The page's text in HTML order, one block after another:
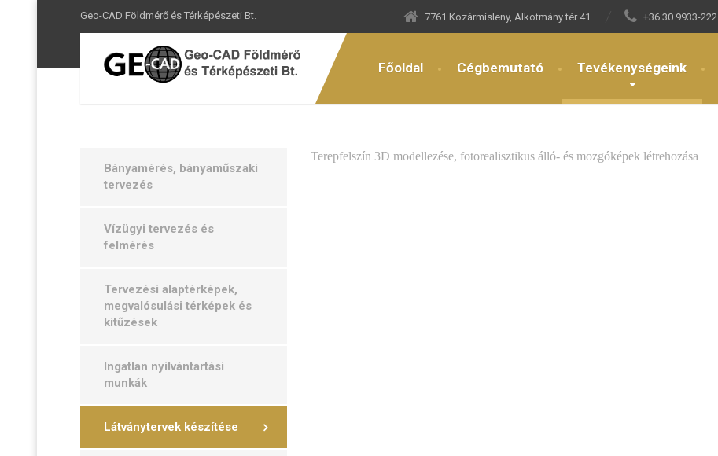
Geo-CAD Földmérő és Térképészeti Bt. 7761 Kozármisleny, Alkotmány tér 41. +36 30 9933-222
Főoldal Cégbemutató Tevékenységeink
Látványtervek készítése
Terepfelszín 3D modellezése, fotorealisztikus álló- és mozgóképek létrehozása
Bányamérés, bányaműszaki
tervezés
Vízügyi tervezés és
felmérés
Tervezési alaptérképek,
megvalósulási térképek és
kitűzések
Ingatlan nyilvántartási
munkák
Látványtervek készítése